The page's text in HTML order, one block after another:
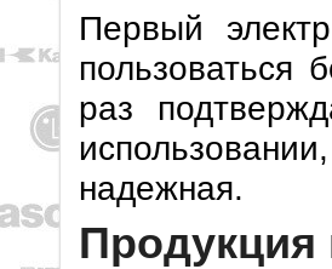
Первый
пользоваться
раз
надежная.
Продукция